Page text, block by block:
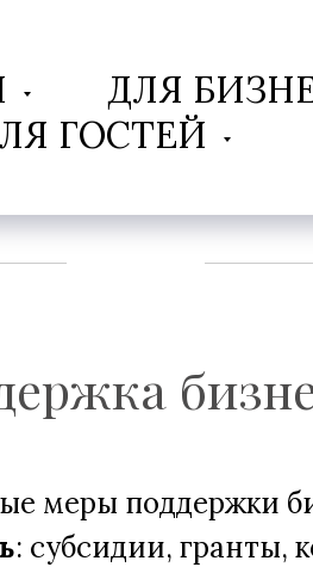
ДЛЯ
ГОСТЕЙ
меры поддержки
: субсидии, гранты,